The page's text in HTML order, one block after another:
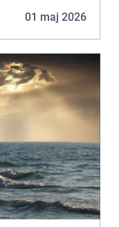
01 maj 2026